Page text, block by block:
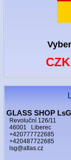
CZK
GLASS SHOP
Revoluční 126/11
46001 Liberec
+420777722685
+420487722685
lsg@atlas.cz